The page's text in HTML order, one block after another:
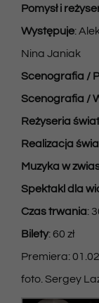
Pomysł i
Występuje:
Nina Janiak
Scenografia /
Scenografia /
Reżyseria
Realizacja
Muzyka w
Spektakl dla
Czas trwania:
Bilety: 60 zł
Premiera:
foto. Sergey